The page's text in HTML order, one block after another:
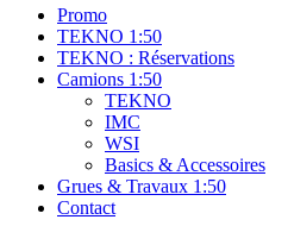
Promo
TEKNO 1:50
TEKNO : Réservations
Camions 1:50
TEKNO
IMC
WSI
Basics & Accessoires
Grues & Travaux 1:50
Contact